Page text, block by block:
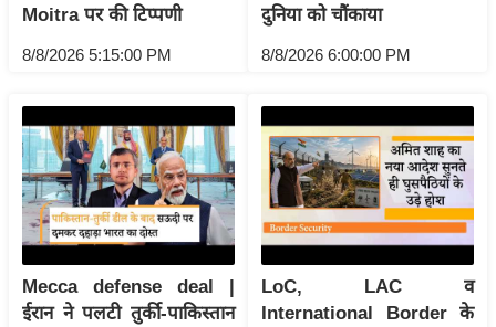
सा
ख्सि
य
त
यं
ग
इं
डि
या
Moitra पर की टिप्पणी
8/8/2026 5:15:00 PM
दुनिया को चौंकाया
8/8/2026 6:00:00 PM
Mecca defense deal |
ईरान ने पलटी तुर्की-पाकिस्तान
LoC, LAC व
International Border के